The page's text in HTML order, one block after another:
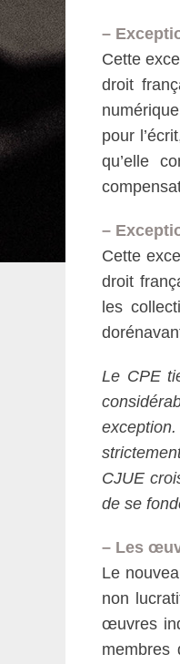
–
Cette
droit
pour
qu’elle
–
Cette
droit
les
Le CPE
CJUE
de se
– Les
Le
non
œuvres
membres